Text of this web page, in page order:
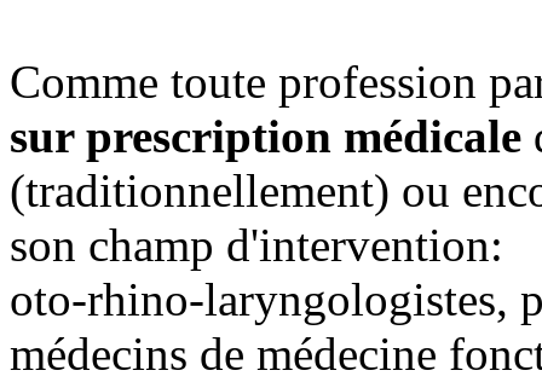
Comme toute profession
sur prescription médicale
(traditionnellement) ou
son champ d'intervention:
oto-rhino-laryngologistes,
médecins de médecine